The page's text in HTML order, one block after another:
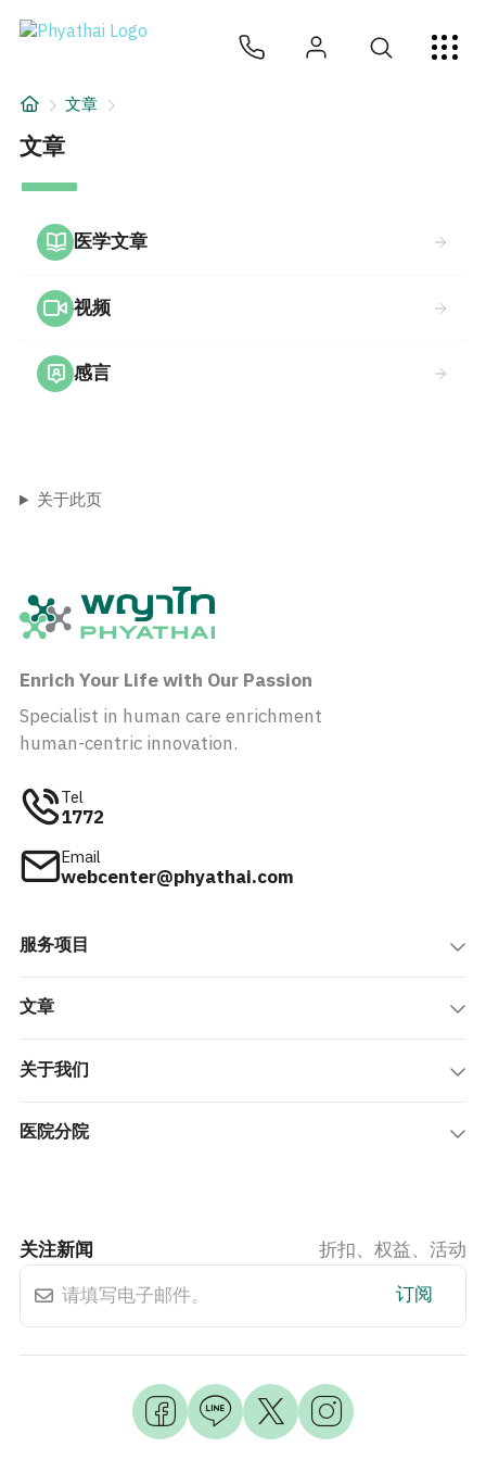
ZH ไทย English
文章
关于我们
医院分院
文章
文章
文章
医学文章
视频
感言
关于此页
Enrich Your Life with Our Passion
Specialist in human care enrichment
human-centric innovation.
Tel
1772
Email
webcenter@phyathai.com
服务项目
文章
关于我们
医院分院
关注新闻
折扣、权益、活动
订阅